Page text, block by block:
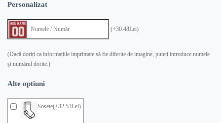
Personalizat
(+30.48Lei)
(Dacă doriți ca informațiile imprimate să fie diferite de imagine, puteți introduce numele
și numărul dorite.)
Alte optiuni
Șosete(+32.53Lei)